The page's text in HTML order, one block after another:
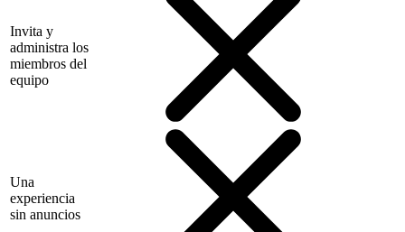
Invita y
administra los
miembros del
equipo
Una
experiencia
sin anuncios